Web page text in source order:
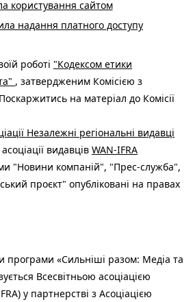
користування сайтом
надання платного доступу
роботі "Кодексом етики
, затвердженим Комісією з
на матеріал до Комісії
Незалежні регіональні видавці
видавців WAN-IFRA
"Новини компаній", "Прес-служба",
проєкт" опубліковані на правах
програми «Сильніші разом: Медіа та
Всесвітньою асоціацією
у партнерстві з Асоціацією